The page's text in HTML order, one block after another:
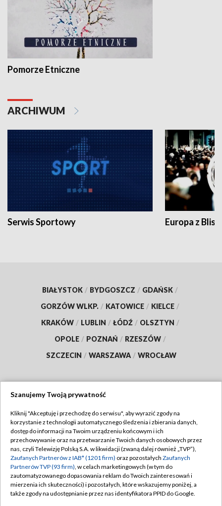
Pomorze Etniczne
ARCHIWUM
Serwis Sportowy Europa z
BIAŁYSTOK / BYDGOSZCZ / GDAŃSK /
GORZÓW WLKP. / KATOWICE / KIELCE /
KRAKÓW / LUBLIN / ŁÓDŹ / OLSZTYN /
OPOLE / POZNAŃ / RZESZÓW /
SZCZECIN / WARSZAWA / WROCŁAW
TVP
Abonament TVP
Emisja w TVP
Centrum informacji TVP
Naziemna Telewizja Cyfrowa
Regulamin TVP
Polityka prywatności
Moje zgody
Pomoc
Szanujemy Twoją prywatność
Kliknij "Akceptuję i przechodzę do serwisu", aby wyrazić zgody na
korzystanie z technologii automatycznego śledzenia i zbierania danych,
dostęp do informacji na Twoim urządzeniu końcowym i ich
przechowywanie oraz na przetwarzanie Twoich danych osobowych przez
nas, czyli Telewizję Polską S.A. w likwidacji (zwaną dalej również „TVP”),
Zaufanych Partnerów z IAB* (1201 firm) oraz pozostałych Zaufanych
Partnerów TVP (93 firm), w celach marketingowych (w tym do
zautomatyzowanego dopasowania reklam do Twoich zainteresowań i
mierzenia ich skuteczności) i pozostałych, które wskazujemy poniżej, a
także zgody na udostępnianie przez nas identyfikatora PPID do Google.